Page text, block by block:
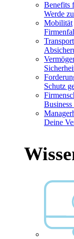
Benefits
Werde
Mobilität
Transport
Schutz
Business
Deine